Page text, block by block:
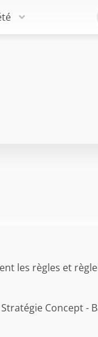
les règles et
Concept -